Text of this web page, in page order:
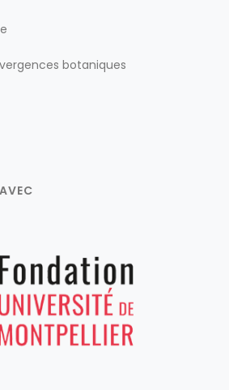
botaniques